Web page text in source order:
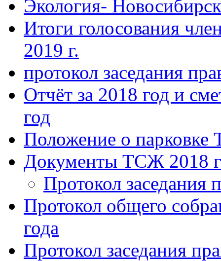
Экология-
Итоги голосования
2019 г.
протокол заседания
Отчёт за 2018 год и
год
Положение о парковке
Документы ТСЖ 2018
Протокол заседания
Протокол общего
года
Протокол заседания